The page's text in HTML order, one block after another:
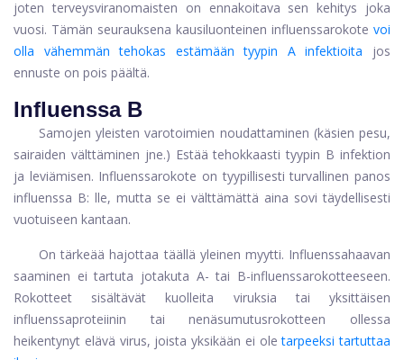
joten terveysviranomaisten on ennakoitava sen kehitys joka
vuosi. Tämän seurauksena kausiluonteinen influenssarokote voi
olla vähemmän tehokas estämään tyypin A infektioita
jos
ennuste on pois päältä.
Influenssa B
Samojen yleisten varotoimien noudattaminen (käsien pesu,
sairaiden välttäminen jne.) Estää tehokkaasti tyypin B infektion
ja leviämisen. Influenssarokote on tyypillisesti turvallinen panos
influenssa B: lle, mutta se ei välttämättä aina sovi täydellisesti
vuotuiseen kantaan.
On tärkeää hajottaa täällä yleinen myytti. Influenssahaavan
saaminen ei tartuta jotakuta A- tai B-influenssarokotteeseen.
Rokotteet sisältävät kuolleita viruksia tai yksittäisen
influenssaproteiinin tai nenäsumutusrokotteen ollessa
heikentynyt elävä virus, joista yksikään ei ole tarpeeksi tartuttaa